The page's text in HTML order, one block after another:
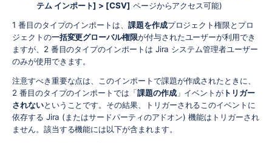
テム インポート] > [CSV] ページからアクセス可能)
1 番目のタイプのインポートは、 課題を作成プロジェクト権限とプロ
ジェクトの一括変更グローバル権限が付与されたユーザーが利用でき
ますが、2 番目のタイプのインポートは Jira システム管理者ユーザー
のみが使用できます。
注意すべき重要な点は、このインポートで課題が作成されたときに、
2 番目のタイプのインポートでは「課題の作成」イベントが トリガー
されないということです。その結果、トリガーされるこのイベントに
依存する Jira (またはサードパーティのアドオン) 機能はトリガーされ
ません。該当する機能には以下が含まれます。